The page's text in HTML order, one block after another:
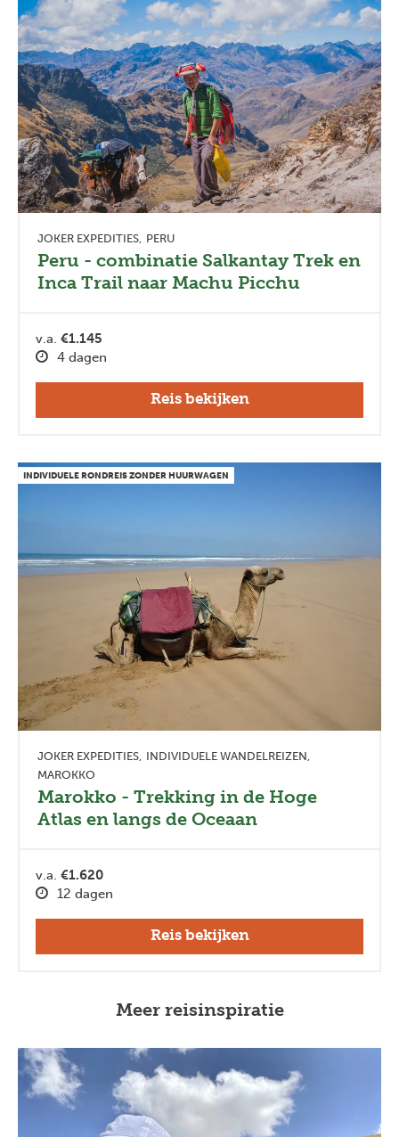
JOKER EXPEDITIES PERU
Peru - combinatie Salkantay Trek en
Inca Trail naar Machu Picchu
v.a. €1.145
4 dagen
Reis bekijken
INDIVIDUELE RONDREIS ZONDER HUURWAGEN
JOKER EXPEDITIES INDIVIDUELE WANDELREIZEN
MAROKKO
Marokko - Trekking in de Hoge
Atlas en langs de Oceaan
v.a. €1.620
12 dagen
Reis bekijken
Meer reisinspiratie